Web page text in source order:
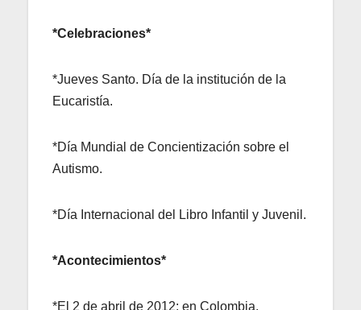
*Celebraciones*
*Jueves Santo. Día de la institución de la
Eucaristía.
*Día Mundial de Concientización sobre el
Autismo.
*Día Internacional del Libro Infantil y Juvenil.
*Acontecimientos*
*El 2 de abril de 2012: en Colombia,